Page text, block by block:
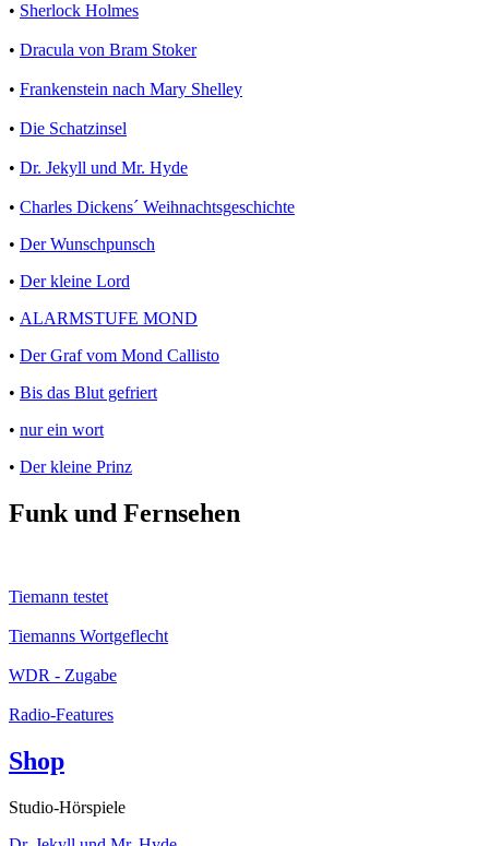
• Sherlock Holmes
• Dracula von Bram Stoker
• Frankenstein nach Mary Shelley
• Die Schatzinsel
• Dr. Jekyll und Mr. Hyde
• Charles Dickens´ Weihnachtsgeschichte
• Der Wunschpunsch
• Der kleine Lord
• ALARMSTUFE MOND
• Der Graf vom Mond Callisto
• Bis das Blut gefriert
• nur ein wort
• Der kleine Prinz
Funk und Fernsehen
Tiemann testet
Tiemanns Wortgeflecht
WDR - Zugabe
Radio-Features
Shop
Studio-Hörspiele